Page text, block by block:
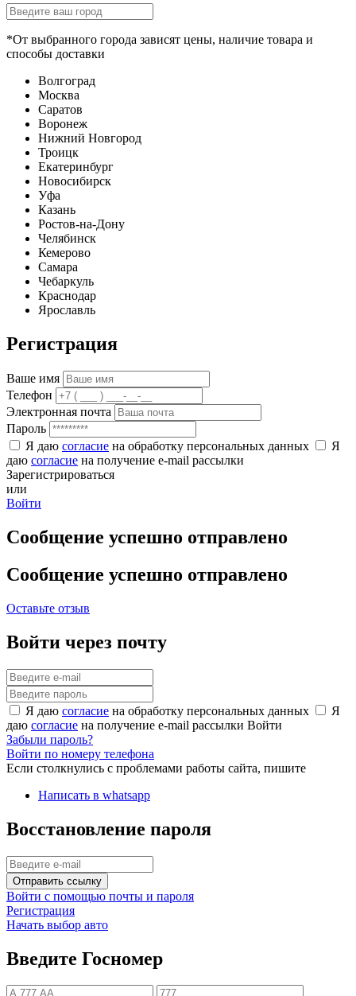
*От выбранного города зависят цены, наличие товара и
способы доставки
Волгоград
Москва
Саратов
Воронеж
Нижний Новгород
Троицк
Екатеринбург
Новосибирск
Уфа
Казань
Ростов-на-Дону
Челябинск
Кемерово
Самара
Чебаркуль
Краснодар
Ярославль
Регистрация
Ваше имя
Телефон
Электронная почта
Пароль
Я даю согласие на обработку персональных данных
Я
даю согласие на получение e-mail рассылки
Зарегистрироваться
или
Войти
Сообщение успешно отправлено
Сообщение успешно отправлено
Оставьте отзыв
Войти через почту
Я даю согласие на обработку персональных данных
Я
даю согласие на получение e-mail рассылки Войти
Забыли пароль?
Войти по номеру телефона
Если столкнулись с проблемами работы сайта, пишите
Написать в whatsapp
Восстановление пароля
Отправить ссылку
Войти с помощью почты и пароля
Регистрация
Начать выбор авто
Введите Госномер